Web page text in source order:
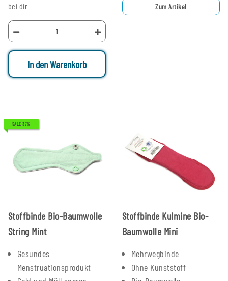
bei dir
In den Warenkorb
Zum Artikel
SALE 37%
Stoffbinde Bio-Baumwolle
String Mint
Gesundes
Menstruationsprodukt
Stoffbinde Kulmine Bio-
Baumwolle Mini
Mehrwegbinde
Ohne Kunststoff